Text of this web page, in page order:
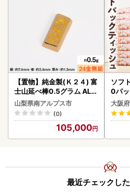
【置物】純金製(Ｋ２４) 富
士山延べ棒0.5グラム ALP
BK181
山梨県南アルプス市
(0)
105,000
ソフ
0パ
大阪
最近チェックし